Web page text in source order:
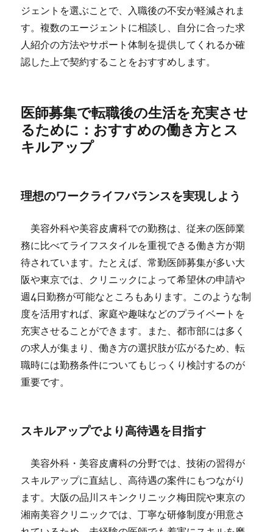
ジェントを選ぶことで、入職後の不安が軽減されま
す。複数のエージェントに相談し、自分に合った求
人紹介の方法やサポート体制を提供してくれるか確
認した上で契約することをおすすめします。
医師募集で転職後の生活を充実させ
るために：おすすめの働き方とス
キルアップ
理想のワークライフバランスを実現しよう
美容外科や美容皮膚科での勤務は、従来の医師業
務に比べてライフスタイルを重視できる働き方が期
待されています。たとえば、常勤医師募集が多い大
阪や東京では、クリニックによって希望休の申請や
週4日勤務が可能なところもあります。このような制
度を活用すれば、家庭や趣味などのプライベートを
充実させることができます。また、都市部には多く
の求人が集まり、働き方の選択肢が広がるため、転
職時には勤務条件についてもじっくり検討するのが
重要です。
スキルアップでより高待遇を目指す
美容外科・美容皮膚科の分野では、技術の習得が
スキルアップに直結し、高待遇の案件にもつながり
ます。大阪の品川スキンクリニック梅田院や東京の
湘南美容クリニックでは、丁寧な研修制度が用意さ